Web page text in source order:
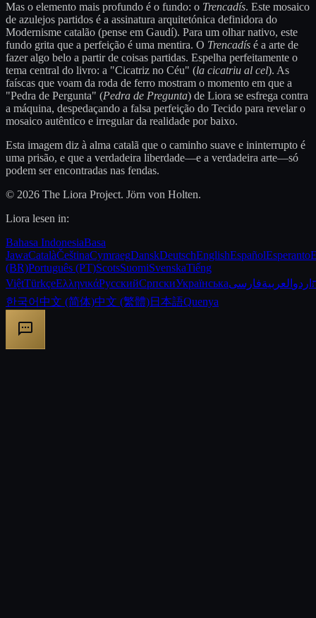
Mas o elemento mais profundo é o fundo: o Trencadís. Este mosaico
de azulejos partidos é a assinatura arquitetónica definidora do
Modernisme catalão (pense em Gaudí). Para um olhar nativo, este
fundo grita que a perfeição é uma mentira. O Trencadís é a arte de
fazer algo belo a partir de coisas partidas. Espelha perfeitamente o
tema central do livro: a "Cicatriz no Céu" (la cicatriu al cel). As
faíscas que voam da roda de ferro mostram o momento em que a
"Pedra de Pergunta" (Pedra de Pregunta) de Liora se esfrega contra
a máquina, despedaçando a falsa perfeição do Tecido para revelar o
mosaico autêntico e irregular da realidade por baixo.
Esta imagem diz à alma catalã que o caminho suave e ininterrupto é
uma prisão, e que a verdadeira liberdade—e a verdadeira arte—só
podem ser encontradas nas fendas.
© 2026 The Liora Project. Jörn von Holten.
Liora lesen in:
Bahasa IndonesiaBasa
JawaCatalàČeštinaCymraegDanskDeutschEnglishEspañolEsperanto
(BR)Português (PT)ScotsSuomiSvenskaTiếng
ViệtTürkçeΕλληνικάРусскийСрпскиУкраїнська اردو العربيةفارسی
한국어中文 (简体)中文 (繁體)日本語Quenya